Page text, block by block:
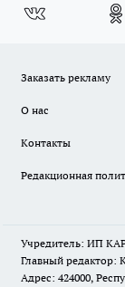
Заказать рекламу
О нас
Контакты
Редакционная
Учредитель: ИП
Главный редактор:
Адрес: 424000,